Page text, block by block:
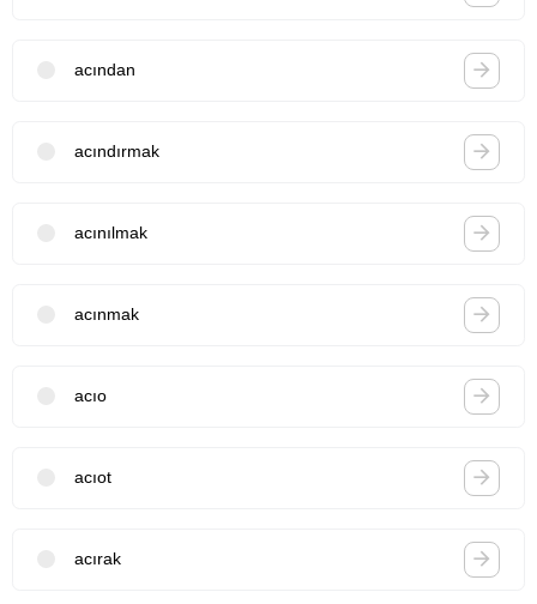
acından
acındırmak
acınılmak
acınmak
acıo
acıot
acırak